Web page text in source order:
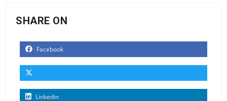
SHARE ON
Facebook
Linkedin